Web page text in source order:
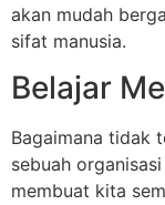
akan mudah
sifat manusia.
Belajar
Bagaimana tidak
sebuah
membuat kita